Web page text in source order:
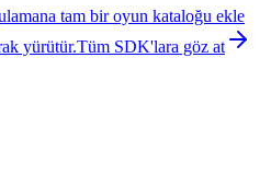
tam bir oyun kataloğu ekle
yürütür.Tüm SDK'lara göz at